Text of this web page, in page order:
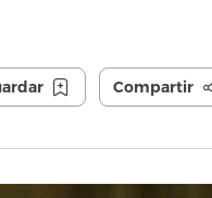
Compartir